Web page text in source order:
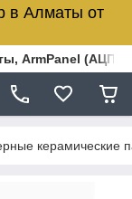
в Алматы от
ArmPanel
керамические